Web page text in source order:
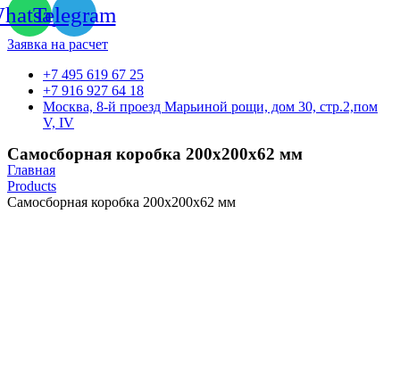
Telegram
Заявка на расчет
+7 495 619 67 25
+7 916 927 64 18
Москва, 8-й проезд Марьиной рощи, дом 30, стр.2,пом
V, IV
Самосборная коробка 200х200х62 мм
Главная
Products
Самосборная коробка 200х200х62 мм